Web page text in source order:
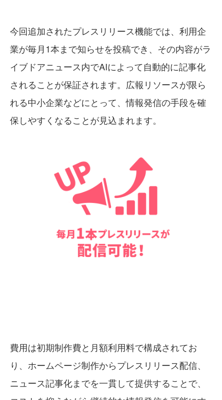
今回追加されたプレスリリース機能では、利用企
業が毎月1本まで知らせを投稿でき、その内容がラ
イブドアニュース内でAIによって自動的に記事化
されることが保証されます。広報リソースが限ら
れる中小企業などにとって、情報発信の手段を確
保しやすくなることが見込まれます。
費用は初期制作費と月額利用料で構成されてお
り、ホームページ制作からプレスリリース配信、
ニュース記事化までを一貫して提供することで、